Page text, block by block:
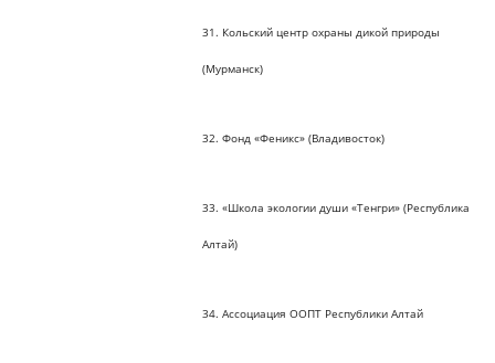
31. Кольский центр охраны дикой природы
(Мурманск)
32. Фонд «Феникс» (Владивосток)
33. «Школа экологии души «Тенгри» (Республика
Алтай)
34. Ассоциация ООПТ Республики Алтай